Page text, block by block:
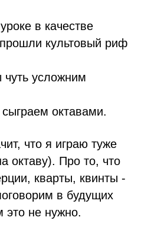
в качестве
культовый риф
усложним
октавами.
что я играю туже
октаву). Про то, что
кварты, квинты -
в будущих
это не нужно.